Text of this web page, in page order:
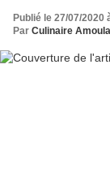
Publié le 27/07/2020
Par Culinaire Amoula